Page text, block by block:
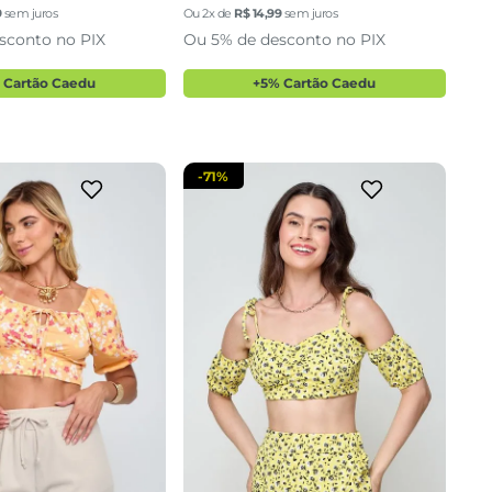
sem juros
no PIX
Cartão Caedu
Ou2x de R$14,99sem juros
Ou 5% de desconto no PIX
+5% Cartão Caedu
M
a sacola
M G
adicionar a sacola
-71%